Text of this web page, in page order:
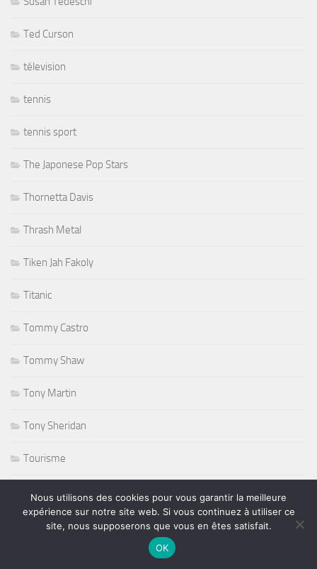
Ted Curson
télevision
tennis
tennis sport
The Japonese Pop Stars
Thornetta Davis
Thrash Metal
Tiken Jah Fakoly
Titanic
Tommy Castro
Tommy Shaw
Tony Martin
Tony Sheridan
Tourisme
triathlon
Nous utilisons des cookies pour vous garantir la meilleure
expérience sur notre site web. Si vous continuez à utiliser ce
site, nous supposerons que vous en êtes satisfait.
OK